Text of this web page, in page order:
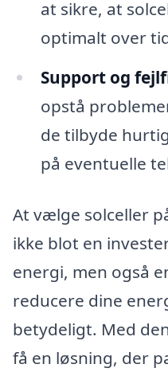
at sikre, at
optimalt over
Support og
opstå
de tilbyde
på eventuelle
At vælge solceller
ikke blot en
energi, men også
reducere dine
betydeligt. Med
få en løsning, der